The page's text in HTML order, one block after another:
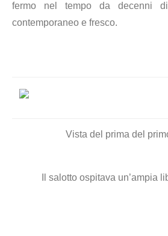
fermo nel tempo da decenni
contemporaneo e fresco.
Vista del prima del
Il salotto ospitava un’ampia